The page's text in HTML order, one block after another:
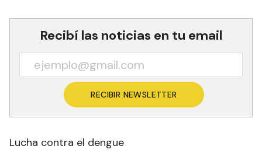
Recibí las noticias en tu email
RECIBIR NEWSLETTER
Lucha contra el dengue